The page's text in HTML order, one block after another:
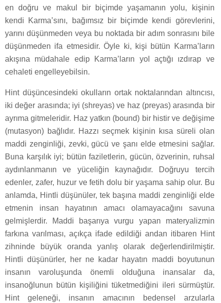
en doğru ve makul bir biçimde yaşamanın yolu, kişinin
kendi Karma’sını, bağımsız bir biçimde kendi görevlerini,
yarını düşünmeden veya bu noktada bir adım sonrasını bile
düşünmeden ifa etmesidir. Öyle ki, kişi bütün Karma’ların
akışına müdahale edip Karma’ların yol açtığı ızdırap ve
cehaleti engelleyebilsin.
Hint düşüncesindeki okulların ortak noktalarından altıncısı,
iki değer arasında; iyi (shreyas) ve haz (preyas) arasında bir
ayrıma gitmeleridir. Haz yatkın (bound) bir histir ve değişime
(mutasyon) bağlıdır. Hazzı seçmek kişinin kısa süreli olan
maddi zenginliği, zevki, gücü ve şanı elde etmesini sağlar.
Buna karşılık iyi; bütün faziletlerin, gücün, özverinin, ruhsal
aydınlanmanın ve yüceliğin kaynağıdır. Doğruyu tercih
edenler, zafer, huzur ve fetih dolu bir yaşama sahip olur. Bu
anlamda, Hintli düşünüler, tek başına maddi zenginliği elde
etmenin insan hayatının amacı olamayacağını savuna
gelmişlerdir. Maddi başarıya vurgu yapan materyalizmin
farkına varılması, açıkça ifade edildiği andan itibaren Hint
zihninde büyük oranda yanlış olarak değerlendirilmiştir.
Hintli düşünürler, her ne kadar hayatın maddi boyutunun
insanın varoluşunda önemli olduğuna inansalar da,
insanoğlunun bütün kişiliğini tüketmediğini ileri sürmüştür.
Hint geleneği, insanın amacının bedensel arzularla